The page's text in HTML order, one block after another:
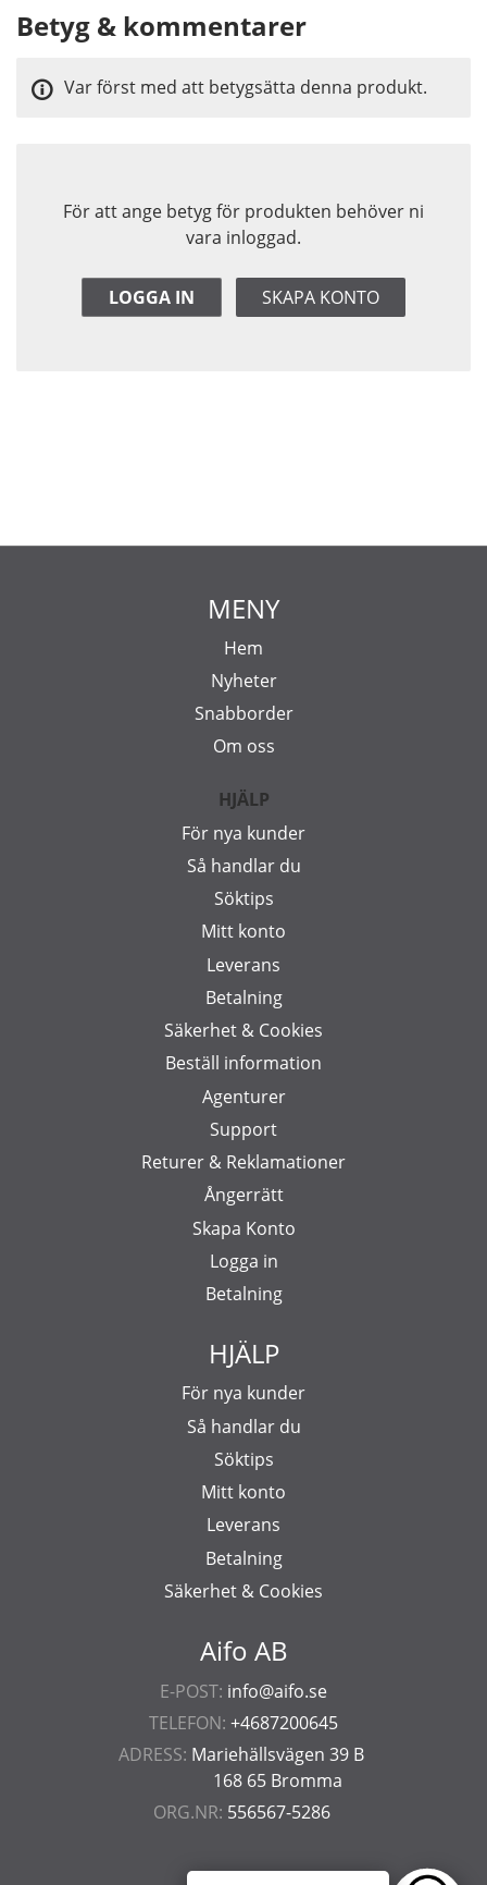
Betyg & kommentarer
För att ange betyg för produkten behöver ni
vara inloggad.
LOGGA IN SKAPA KONTO
Var först med att betygsätta denna produkt.
Aifo AB
E-POST: info@aifo.se
TELEFON: +4687200645
ADRESS: Mariehällsvägen 39 B
168 65 Bromma
ORG.NR: 556567-5286
MENY
Hem
Nyheter
Snabborder
Om oss
HJÄLP
För nya kunder
Så handlar du
Söktips
Mitt konto
Leverans
Betalning
Säkerhet & Cookies
Beställ information
Agenturer
Support
Returer & Reklamationer
Ångerrätt
Skapa Konto
Logga in
Betalning
HJÄLP
För nya kunder
Så handlar du
Söktips
Mitt konto
Leverans
Betalning
Säkerhet & Cookies